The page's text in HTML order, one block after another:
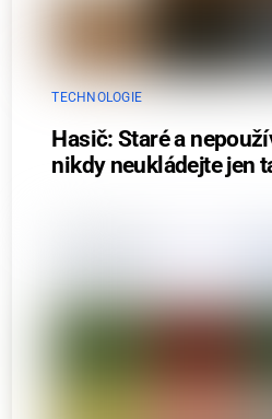
TECHNOLOGIE
Hasič: Staré a
nikdy neukládejte jen